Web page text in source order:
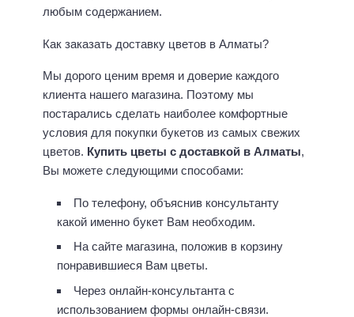
любым содержанием.
Как заказать доставку цветов в Алматы?
Мы дорого ценим время и доверие каждого
клиента нашего магазина. Поэтому мы
постарались сделать наиболее комфортные
условия для покупки букетов из самых свежих
цветов. Купить цветы с доставкой в Алматы,
Вы можете следующими способами:
По телефону, объяснив консультанту
какой именно букет Вам необходим.
На сайте магазина, положив в корзину
понравившиеся Вам цветы.
Через онлайн-консультанта с
использованием формы онлайн-связи.